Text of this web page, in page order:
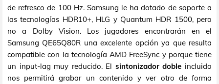
de refresco de 100 Hz. Samsung le ha dotado de soporte a
las tecnologías HDR10+, HLG y Quantum HDR 1500, pero
no a Dolby Vision. Los jugadores encontrarán en el
Samsung QE65Q80R una excelente opción ya que resulta
compatible con la tecnología AMD FreeSync y porque tiene
un input-lag muy reducido. El sintonizador doble incluido
nos permitirá grabar un contenido y ver otro de forma